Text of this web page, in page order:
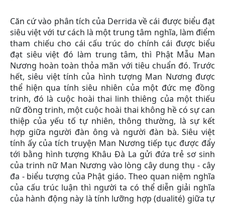
Căn cứ vào phân tích của Derrida về cái được biểu đạt
siêu việt với tư cách là một trung tâm nghĩa, làm điểm
tham chiếu cho cái cấu trúc do chính cái được biểu
đạt siêu việt đó làm trung tâm, thì Phật Mẫu Man
Nương hoàn toàn thỏa mãn với tiêu chuẩn đó. Trước
hết, siêu việt tính của hình tượng Man Nương được
thể hiện qua tính siêu nhiên của một đức mẹ đồng
trinh, đó là cuộc hoài thai linh thiêng của một thiếu
nữ đồng trinh, một cuộc hoài thai không hề có sự can
thiệp của yếu tố tự nhiên, thông thường, là sự kết
hợp giữa người đàn ông và người đàn bà. Siêu việt
tính ấy của tích truyện Man Nương tiếp tục được đẩy
tới bằng hình tượng Khâu Đà La gửi đứa trẻ sơ sinh
của trinh nữ Man Nương vào lòng cây dung thụ - cây
đa - biểu tượng của Phật giáo. Theo quan niệm nghĩa
của cấu trúc luận thì người ta có thể diễn giải nghĩa
của hành động này là tính lưỡng hợp (dualité) giữa tự